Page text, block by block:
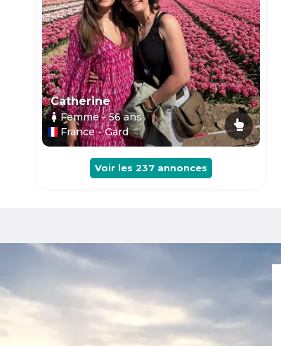
Catherine
Femme- 56ans
France - Gard
Voir les 237 annonces